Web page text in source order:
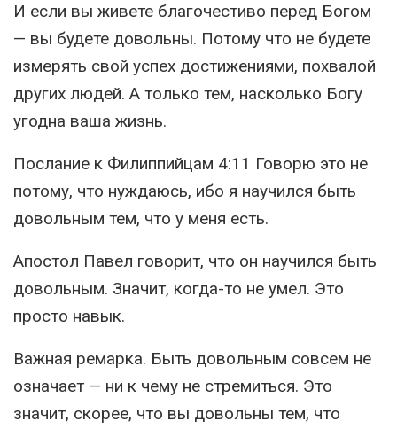
И если вы живете благочестиво перед Богом
— вы будете довольны. Потому что не будете
измерять свой успех достижениями, похвалой
других людей. А только тем, насколько Богу
угодна ваша жизнь.
Послание к Филиппийцам 4:11 Говорю это не
потому, что нуждаюсь, ибо я научился быть
довольным тем, что у меня есть.
Апостол Павел говорит, что он научился быть
довольным. Значит, когда-то не умел. Это
просто навык.
Важная ремарка. Быть довольным совсем не
означает — ни к чему не стремиться. Это
значит, скорее, что вы довольны тем, что